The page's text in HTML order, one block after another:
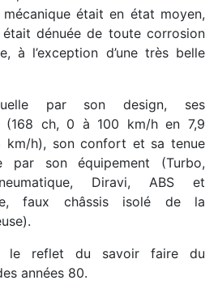
était en état moyen,
dénuée de toute corrosion
à l’exception d’une très belle
par son design, ses
(168 ch, 0 à 100 km/h en 7,9
km/h), son confort et sa tenue
son équipement (Turbo,
Diravi, ABS et
faux châssis isolé de la
le reflet du savoir faire du
années 80.